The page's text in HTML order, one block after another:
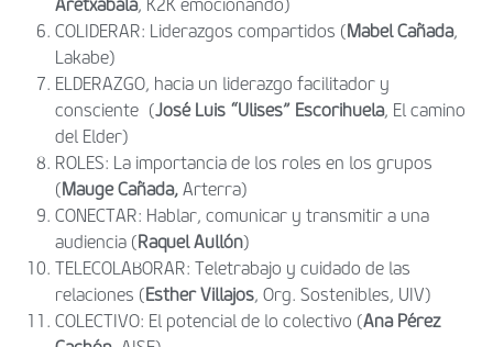
Aretxabala, K2K emocionando)
COLIDERAR: Liderazgos compartidos (Mabel Cañada,
Lakabe)
ELDERAZGO, hacia un liderazgo facilitador y
consciente (José Luis “Ulises” Escorihuela, El camino
del Elder)
ROLES: La importancia de los roles en los grupos
(Mauge Cañada, Arterra)
CONECTAR: Hablar, comunicar y transmitir a una
audiencia (Raquel Aullón)
TELECOLABORAR: Teletrabajo y cuidado de las
relaciones (Esther Villajos, Org. Sostenibles, UIV)
COLECTIVO: El potencial de lo colectivo (Ana Pérez